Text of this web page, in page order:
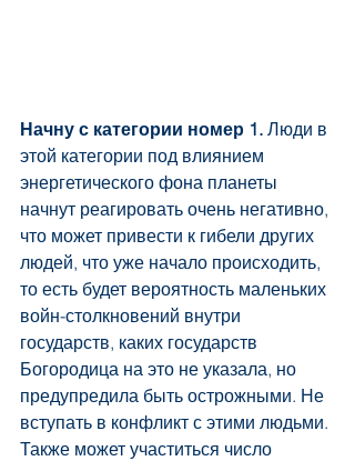
Начну с категории номер 1. Люди в
этой категории под влиянием
энергетического фона планеты
начнут реагировать очень негативно,
что может привести к гибели других
людей, что уже начало происходить,
то есть будет вероятность маленьких
войн-столкновений внутри
государств, каких государств
Богородица на это не указала, но
предупредила быть острожными. Не
вступать в конфликт с этими людьми.
Также может участиться число